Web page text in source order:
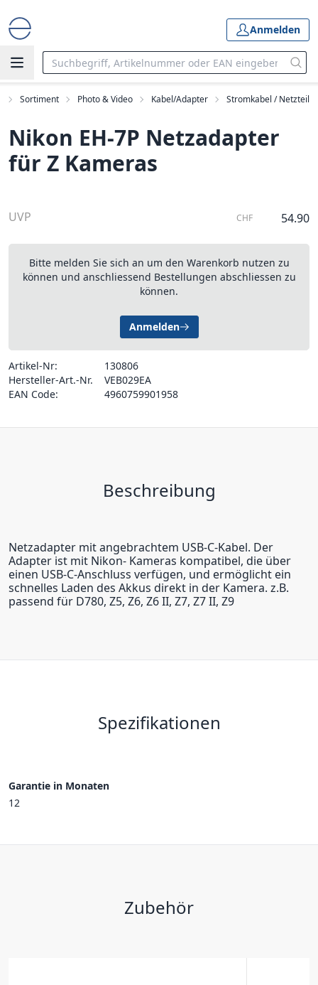
Anmelden
Sortiment Photo & Video Kabel/Adapter Stromkabel / Netzteil
Nikon EH-7P Netzadapter
für Z Kameras
UVP CHF 54.90
Bitte melden Sie sich an um den Warenkorb nutzen zu
können und anschliessend Bestellungen abschliessen zu
können.
Anmelden
Artikel-Nr:
130806
Hersteller-Art.-Nr.
VEB029EA
EAN Code:
4960759901958
Beschreibung
Netzadapter mit angebrachtem USB-C-Kabel. Der
Adapter ist mit Nikon- Kameras kompatibel, die über
einen USB-C-Anschluss verfügen, und ermöglicht ein
schnelles Laden des Akkus direkt in der Kamera. z.B.
passend für D780, Z5, Z6, Z6 II, Z7, Z7 II, Z9
Spezifikationen
Garantie in Monaten
12
Zubehör